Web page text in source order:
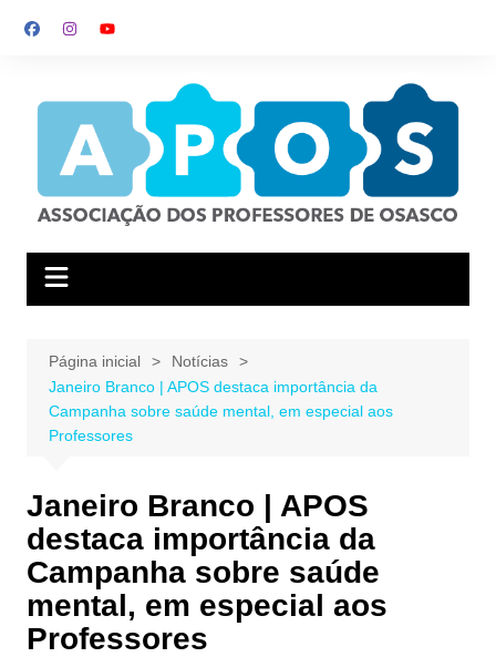
para
Página inicial
Notícias
Janeiro Branco | APOS destaca importância da
Campanha sobre saúde mental, em especial aos
Professores
Janeiro Branco | APOS
destaca importância da
Campanha sobre saúde
mental, em especial aos
Professores